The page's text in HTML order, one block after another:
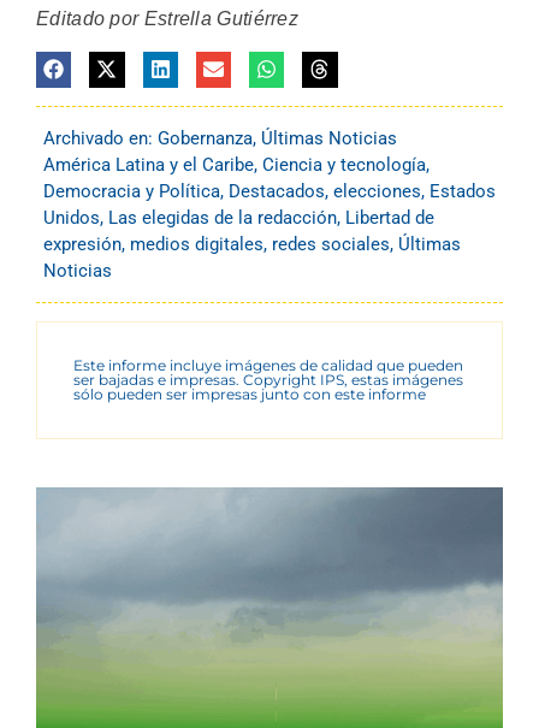
Editado por Estrella Gutiérrez
Archivado en: Gobernanza, Últimas Noticias
América Latina y el Caribe, Ciencia y tecnología,
Democracia y Política, Destacados, elecciones, Estados
Unidos, Las elegidas de la redacción, Libertad de
expresión, medios digitales, redes sociales, Últimas
Noticias
Este informe incluye imágenes de calidad que pueden
ser bajadas e impresas. Copyright IPS, estas imágenes
sólo pueden ser impresas junto con este informe